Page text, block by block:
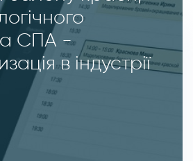
СПА -
в індустрії